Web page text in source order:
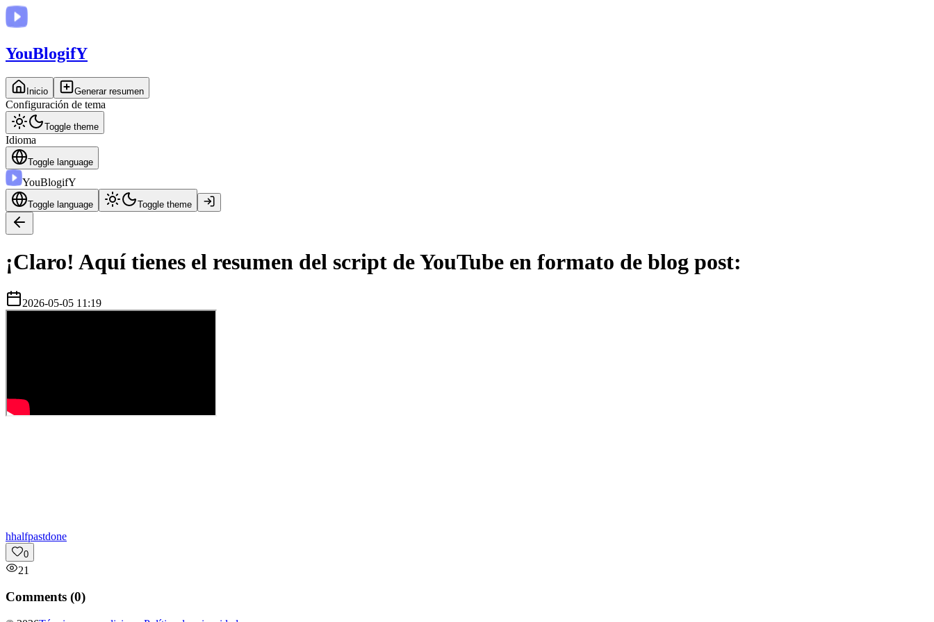
YouBlogifY
Inicio Generar resumen
Configuración de tema
Toggle theme
Idioma
Toggle language
YouBlogifY
Toggle language Toggle theme
¡Claro! Aquí tienes el resumen del script de YouTube en formato de blog post:
2026-05-05 11:19
hhalfpastdone
0
21
Comments (0)